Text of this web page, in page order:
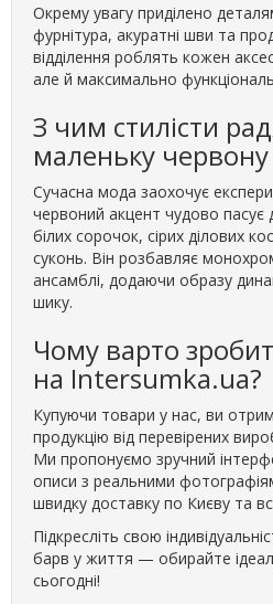
Окрему увагу приділено
фурнітура, акуратні шви та
відділення роблять кожен
але й максимально
З чим стилісти
маленьку
Сучасна мода заохочує
червоний акцент чудово пасує
білих сорочок, сірих ділових
суконь. Він розбавляє
ансамблі, додаючи образу
шику.
Чому варто
на Intersumka.ua?
Купуючи товари у нас, ви
продукцію від перевірених
Ми пропонуємо зручний
описи з реальними
швидку доставку по Києву та
Підкресліть свою
барв у життя — обирайте
сьогодні!